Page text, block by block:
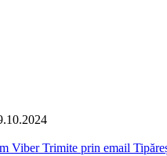
Viber Trimite prin email